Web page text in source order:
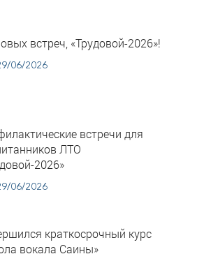
встреч, «Трудовой-2026»!
06/2026
встречи для
ЛТО
2026»
06/2026
краткосрочный курс
вокала Саины»